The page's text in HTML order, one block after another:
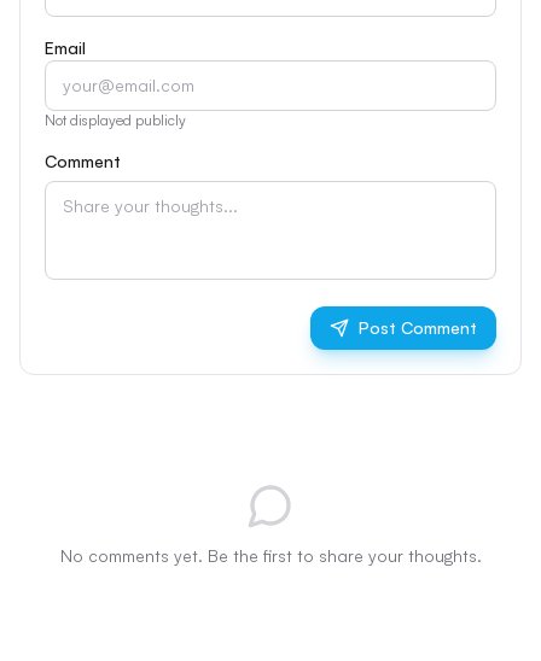
Email
Not displayed publicly
Comment
Post Comment
No comments yet. Be the first to share your thoughts.